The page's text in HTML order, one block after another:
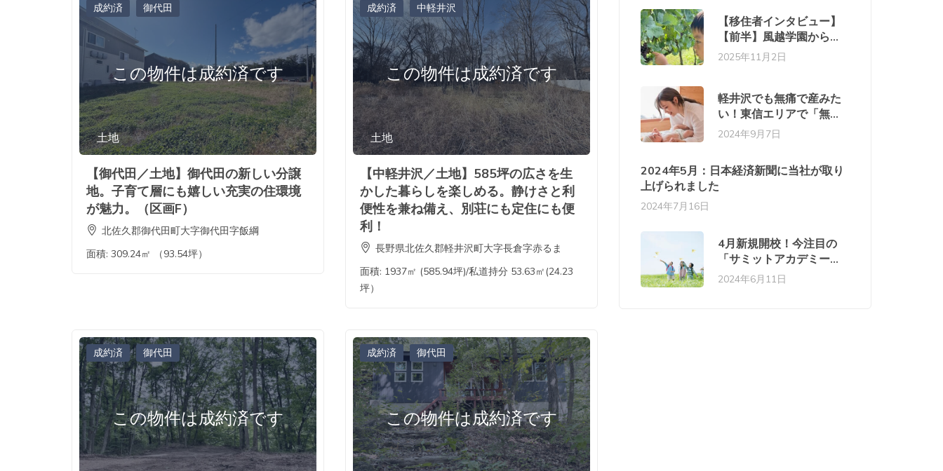
この物件は成約済です
成約済 御代田
土地
【御代田／土地】御代田の新しい分譲
地。子育て層にも嬉しい充実の住環境
が魅力。（区画F）
北佐久郡御代田町大字御代田字飯綱
面積: 309.24㎡ （93.54坪）
この物件は成約済です
成約済 中軽井沢
土地
【中軽井沢／土地】585坪の広さを生
かした暮らしを楽しめる。静けさと利
便性を兼ね備え、別荘にも定住にも便
利！
長野県北佐久郡軽井沢町大字長倉字赤るま
面積: 1937㎡ (585.94坪)/私道持分 53.63㎡(24.23
坪）
この物件は成約済です
成約済 御代田
この物件は成約済です
成約済 御代田
えた
【移住者インタビュー】
【前半】風越学園から始
まった軽井沢移住と御代
えた
2025年11月2日
軽井沢でも無痛で産みた
い！東信エリアで「無痛
分娩」が続々スタート
2024年9月7日
2024年5月：日本経済新聞に当社が取り
上げられました
2024年7月16日
4月新規開校！今注目の
「サミットアカデミーエ
レメンタリースクール佐
2024年6月11日